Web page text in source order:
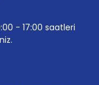
- 17:00 saatleri